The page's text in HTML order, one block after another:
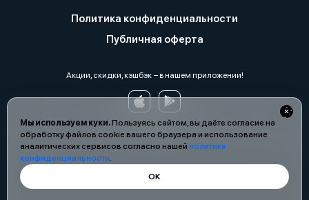
Мы используем куки.Пользуясь сайтом, вы даёте согласие на
обработку файлов cookie вашего браузера и использование
аналитических сервисов согласно нашей политике
конфиденциальности.
ОК
Политика конфиденциальности
Публичная оферта
Акции, скидки, кэшбэк − в нашем приложении!